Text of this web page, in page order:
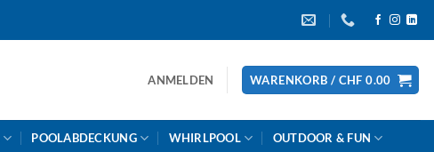
ANMELDEN WARENKORB / CHF 0.00
POOLABDECKUNG WHIRLPOOL OUTDOOR & FUN